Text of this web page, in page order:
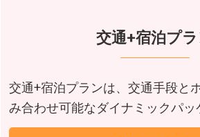
交通+宿泊プ
交通+宿泊プランは、交通手段と
み合わせ可能なダイナミックパッ